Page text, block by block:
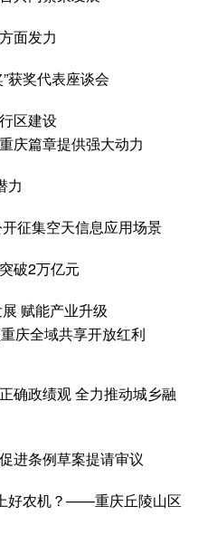
面发力
获奖代表座谈会
区建设
庆篇章提供强大动力
力
征集空天信息应用场景
破2万亿元
赋能产业升级
庆全域共享开放红利
确政绩观 全力推动城乡融
进条例草案提请审议
好农机？——重庆丘陵山区